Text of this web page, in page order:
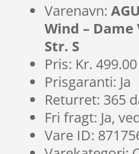
Varenavn:
Wind – Dame
Str. S
Pris: Kr. 499.00
Prisgaranti: Ja
Returret: 365
Fri fragt: Ja,
Vare ID: